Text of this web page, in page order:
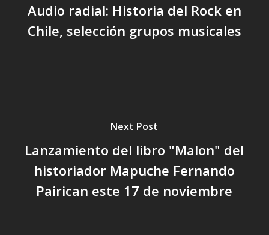
Audio radial: Historia del Rock en
Chile, selección grupos musicales
Next Post
Lanzamiento del libro "Malon" del
historiador Mapuche Fernando
Pairican este 17 de noviembre